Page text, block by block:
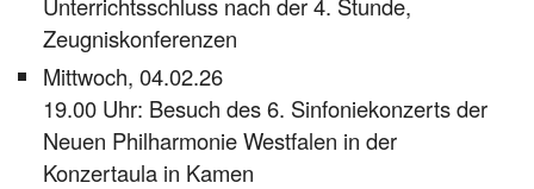
Zeugniskonferenzen
Mittwoch, 04.02.26
19.00 Uhr: Besuch des 6. Sinfoniekonzerts der
Neuen Philharmonie Westfalen in der
Konzertaula in Kamen